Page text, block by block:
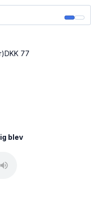
DKK 77
blev